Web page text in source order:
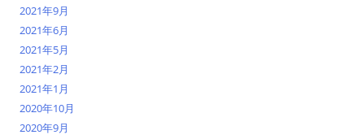
2021年9月
2021年6月
2021年5月
2021年2月
2021年1月
2020年10月
2020年9月